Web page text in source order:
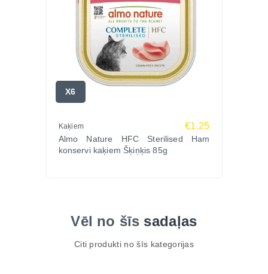
X6
Kaķiem €1.25
Almo Nature HFC Sterilised Ham
konservi kaķiem Šķiņķis 85g
Vēl no šīs sadaļas
Citi produkti no šīs kategorijas